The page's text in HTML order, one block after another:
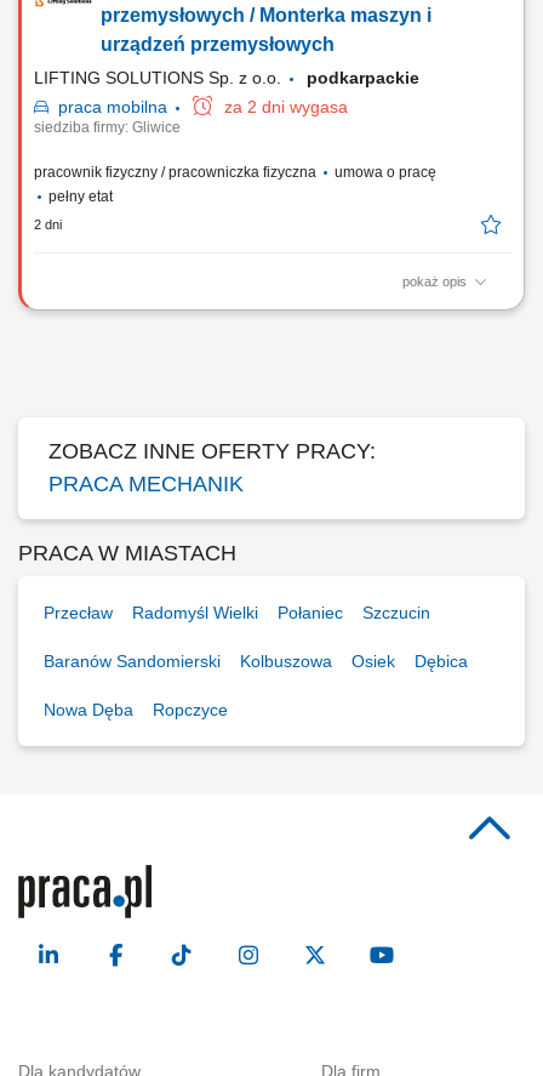
technical drawings; Mechanical fitting and assembly work; Assembly of
steel structures, piping, fans,...
przemysłowych / Monterka maszyn i
urządzeń przemysłowych
LIFTING SOLUTIONS Sp. z o.o.
podkarpackie
praca mobilna za 2 dni wygasa
siedziba firmy: Gliwice
pracownik fizyczny / pracowniczka fizyczna
umowa o pracę
pełny etat
2 dni
pokaż opis
Zadania Mechaniczny montaż urządzeń, maszyn oraz stanowisk
ZOBACZ INNE OFERTY PRACY:
PRACA MECHANIK
PRACA W MIASTACH
Przecław Radomyśl Wielki Połaniec Szczucin
Baranów Sandomierski Kolbuszowa Osiek Dębica
Nowa Dęba Ropczyce
Dla kandydatów Dla firm